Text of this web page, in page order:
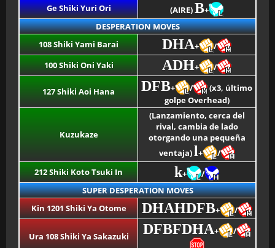
Ge Shiki Yuri Ori
(AIRE)B+
DESPERATION MOVES
108 Shiki Yami Barai
DHA+
/
100 Shiki Oni Yaki
ADH+ /
127 Shiki Aoi Hana DFB+ /
(x3, último
golpe Overhead)
Kuzukaze
(Lanzamiento, cerca del
rival, cambia de lado
otorgando una pequeña
ventaja)l+
/
212 Shiki Koto Tsuki In
k+
/
SUPER DESPERATION MOVES
Kin 1201 Shiki Ya Otome
DHAHDFB+ /
Ura 108 Shiki Ya Sakazuki DFBFDHA+ /